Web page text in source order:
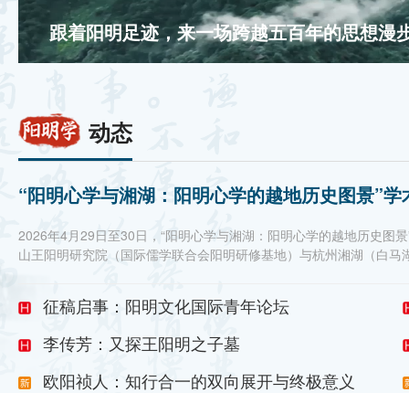
董平：心学的世界图景及其对“文明互鉴”的
动态
“阳明心学与湘湖：阳明心学的越地历史图景”
2026年4月29日至30日，“阳明心学与湘湖：阳明心学的越地历史图
山王阳明研究院（国际儒学联合会阳明研修基地）与杭州湘湖（白
征稿启事：阳明文化国际青年论坛
李传芳：又探王阳明之子墓
欧阳祯人：知行合一的双向展开与终极意义